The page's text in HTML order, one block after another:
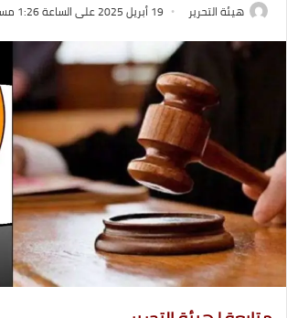
هيئة التحرير 19 أبريل 2025 على الساعة 1:26 مساءً